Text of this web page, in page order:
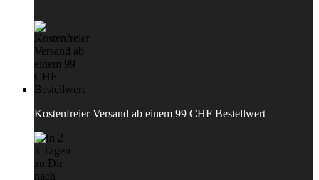
Kostenfreier Versand ab einem 99 CHF Bestellwert